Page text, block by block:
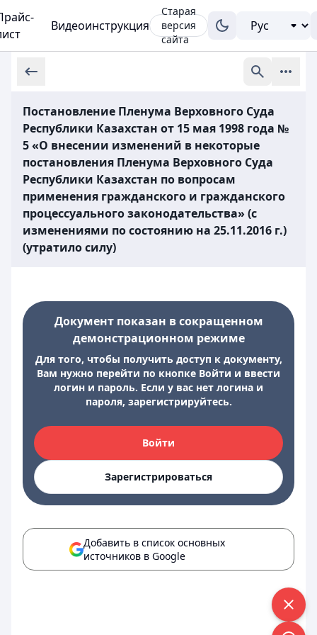
Видеоинструкция
Старая
версия
сайта
Постановление Пленума Верховного Суда
Республики Казахстан от 15 мая 1998 года №
5 «О внесении изменений в некоторые
постановления Пленума Верховного Суда
Республики Казахстан по вопросам
применения гражданского и гражданского
процессуального законодательства» (с
изменениями по состоянию на 25.11.2016 г.)
(утратило силу)
Документ показан в сокращенном
демонстрационном режиме
Для того, чтобы получить доступ к документу,
Вам нужно перейти по кнопке Войти и ввести
логин и пароль. Если у вас нет логина и
пароля, зарегистрируйтесь.
Войти
Зарегистрироваться
Добавить в список основных
источников в Google